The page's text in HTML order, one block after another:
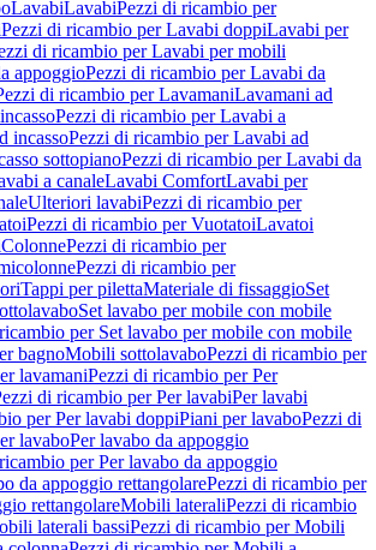
LavabiLavabiPezzi di ricambio per
Pezzi di ricambio per Lavabi doppiLavabi per
di ricambio per Lavabi per mobili
appoggioPezzi di ricambio per Lavabi da
di ricambio per LavamaniLavamani ad
Pezzi di ricambio per Lavabi a
incassoPezzi di ricambio per Lavabi ad
sottopianoPezzi di ricambio per Lavabi da
a canaleLavabi ComfortLavabi per
Ulteriori lavabiPezzi di ricambio per
Pezzi di ricambio per VuotatoiLavatoi
ColonnePezzi di ricambio per
Pezzi di ricambio per
Tappi per pilettaMateriale di fissaggioSet
Set lavabo per mobile con mobile
per Set lavabo per mobile con mobile
bagnoMobili sottolavaboPezzi di ricambio per
lavamaniPezzi di ricambio per Per
di ricambio per Per lavabiPer lavabi
per Per lavabi doppiPiani per lavaboPezzi di
lavaboPer lavabo da appoggio
per Per lavabo da appoggio
da appoggio rettangolarePezzi di ricambio per
rettangolareMobili lateraliPezzi di ricambio
laterali bassiPezzi di ricambio per Mobili